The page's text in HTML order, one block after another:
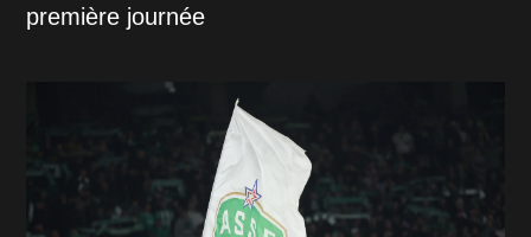
première journée